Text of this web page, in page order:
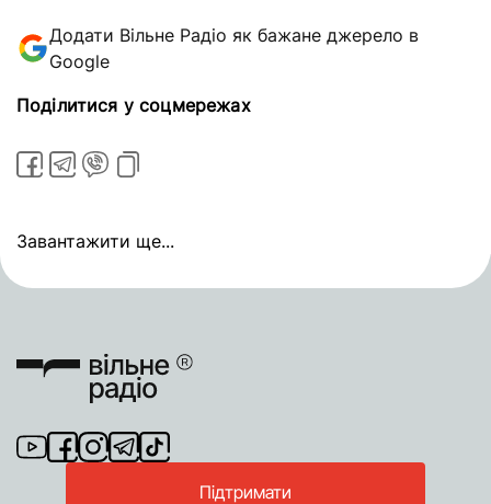
Додати Вільне Радіо як бажане джерело в
Google
Поділитися у соцмережах
Завантажити ще...
Підтримати